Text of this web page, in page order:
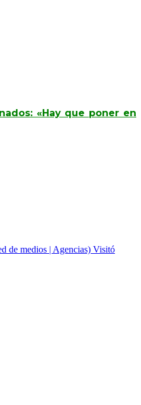
«Hay que poner en
de medios | Agencias) Visitó